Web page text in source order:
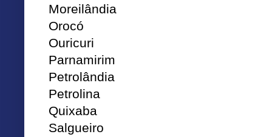
Moreilândia
Orocó
Ouricuri
Parnamirim
Petrolândia
Petrolina
Quixaba
Salgueiro